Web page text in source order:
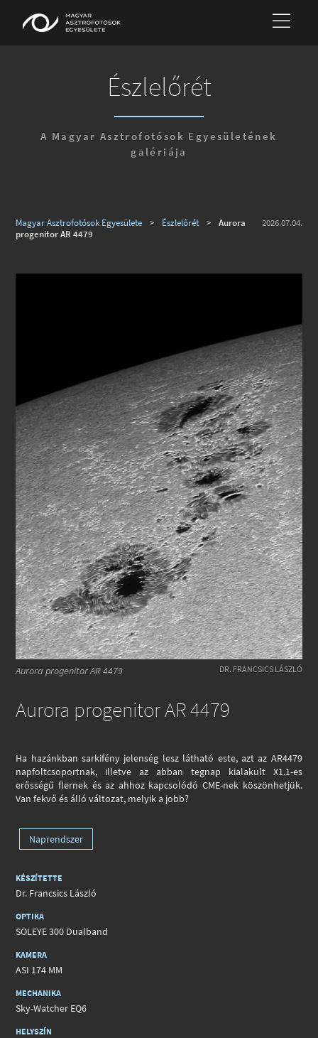
Észlelőrét
A Magyar Asztrofotósok Egyesületének
galériája
2026.07.04.
Magyar Asztrofotósok Egyesülete > Észlelőrét >
Aurora
progenitor AR 4479
DR. FRANCSICS LÁSZLÓ
Aurora progenitor AR 4479
Aurora progenitor AR 4479
Ha hazánkban sarkifény jelenség lesz látható este, azt az AR4479
napfoltcsoportnak, illetve az abban tegnap kialakult X1.1-es
erősségű flernek és az ahhoz kapcsolódó CME-nek köszönhetjük.
Van fekvő és álló változat, melyik a jobb?
Naprendszer
KÉSZÍTETTE
Dr. Francsics László
OPTIKA
SOLEYE 300 Dualband
KAMERA
ASI 174 MM
MECHANIKA
Sky-Watcher EQ6
HELYSZÍN